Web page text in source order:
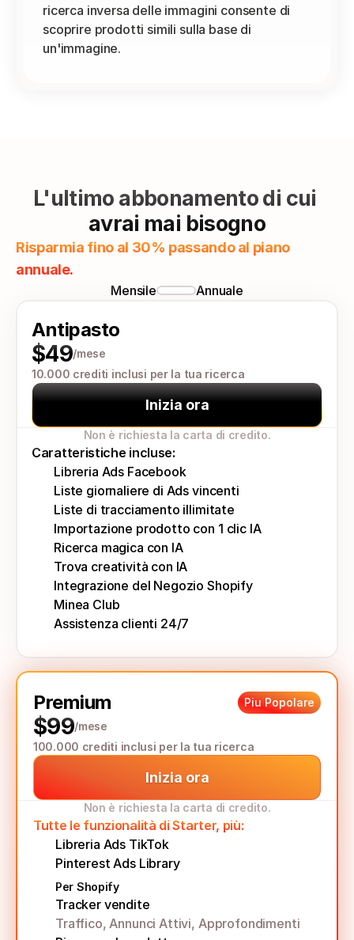
ricerca inversa delle immagini consente di
scoprire prodotti simili sulla base di
un'immagine.
L'ultimo abbonamento di cui
avrai mai bisogno
Risparmia fino al 30% passando al piano
annuale.
Mensile Annuale
Antipasto
$49/mese
10.000 crediti inclusi per la tua ricerca
Inizia ora
Non è richiesta la carta di credito.
Caratteristiche incluse:
Libreria Ads Facebook
Liste giornaliere di Ads vincenti
Liste di tracciamento illimitate
Importazione prodotto con 1 clic IA
Ricerca magica con IA
Trova creatività con IA
Integrazione del Negozio Shopify
Minea Club
Assistenza clienti 24/7
Premium Piu Popolare
$99/mese
100.000 crediti inclusi per la tua ricerca
Inizia ora
Non è richiesta la carta di credito.
Tutte le funzionalità di Starter, più:
Libreria Ads TikTok
Pinterest Ads Library
Per Shopify
Tracker vendite
Traffico, Annunci Attivi, Approfondimenti